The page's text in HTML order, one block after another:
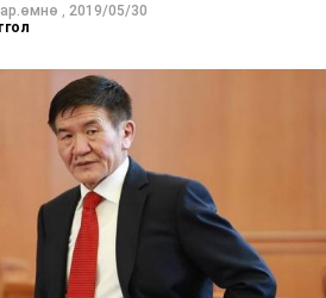
, 2019/05/30